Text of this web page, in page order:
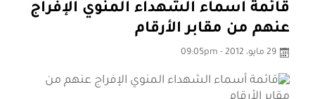
قائمة أسماء الشهداء المنوي الإفراج
عنهم من مقابر الأرقام
29 مايو، 2012 - 09:05pm